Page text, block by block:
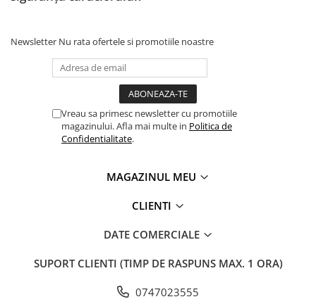
Newsletter Nu rata ofertele si promotiile noastre
Vreau sa primesc newsletter cu promotiile
magazinului. Afla mai multe in Politica de
Confidentialitate.
MAGAZINUL MEU
CLIENTI
DATE COMERCIALE
SUPORT CLIENTI (TIMP DE RASPUNS MAX. 1 ORA)
0747023555